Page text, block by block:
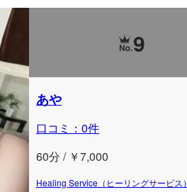
9
あや
口コミ：0件
60分 / ￥7,000
Healing Service（ヒーリングサービス）